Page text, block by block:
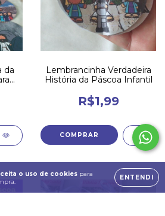
o uso de cookies para
ENTENDI
da
Lembrancinha Verdadeira
História da Páscoa Infantil
R$1,99